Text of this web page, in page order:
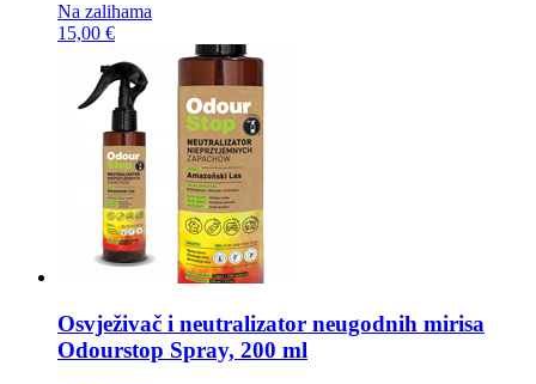
Na zalihama
15,00 €
Osvježivač i neutralizator neugodnih mirisa
Odourstop Spray, 200 ml